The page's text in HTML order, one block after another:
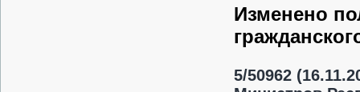
Изменено
5/50962